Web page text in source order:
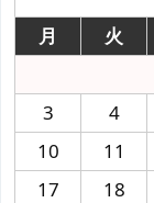
月
火
3
4
10
11
17
18